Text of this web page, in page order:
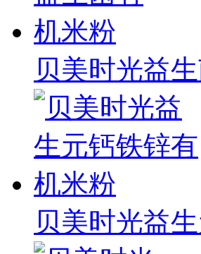
贝美时光益
贝美时光益